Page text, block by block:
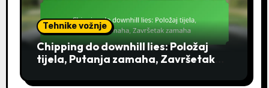
Tehnike vožnje
Chipping do downhill lies: Položaj
tijela, Putanja zamaha, Završetak